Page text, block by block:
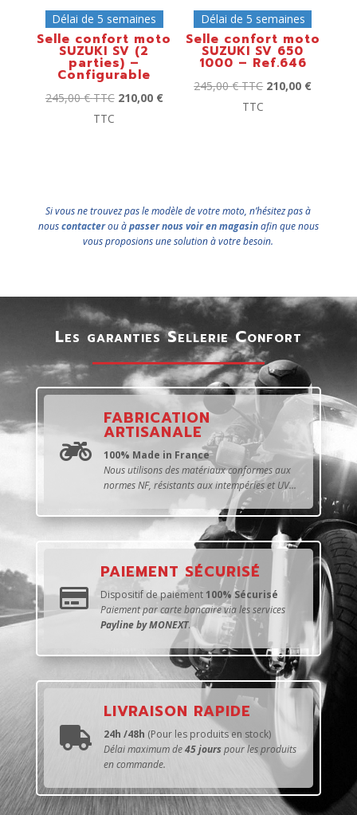
Délai de 5 semaines
Selle confort moto
SUZUKI SV (2
parties) –
Configurable
245,00€ TTC 210,00 €
TTC
Délai de 5 semaines
Selle confort moto
SUZUKI SV 650
1000 – Ref.646
245,00€ TTC 210,00 €
TTC
Si vous ne trouvez pas le modèle de votre moto, n’hésitez pas à
nouscontacterou àpasser nous voir en magasinafin que nous
vous proposions une solution à votre besoin.
Les garanties Sellerie Confort

FABRICATION
ARTISANALE
100% Made in France
Nous utilisons des matériaux conformes aux
normes NF, résistants aux intempéries et UV...

PAIEMENT SÉCURISÉ
Dispositif de paiement100% Sécurisé
Paiement par carte bancaire via les services
Payline by MONEXT.

LIVRAISON RAPIDE
24h /48h (Pour les produits en stock)
Délai maximum de45 jourspour les produits
en commande.